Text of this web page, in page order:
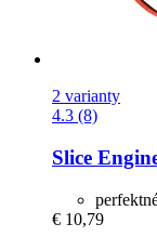
2 varianty
4.3 (8)
Slice
€ 10,79